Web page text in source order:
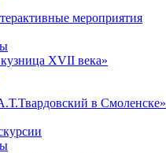
мероприятия
XVII века»
в Смоленске»